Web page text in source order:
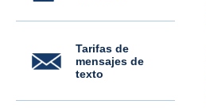
Tarifas de
mensajes de
texto